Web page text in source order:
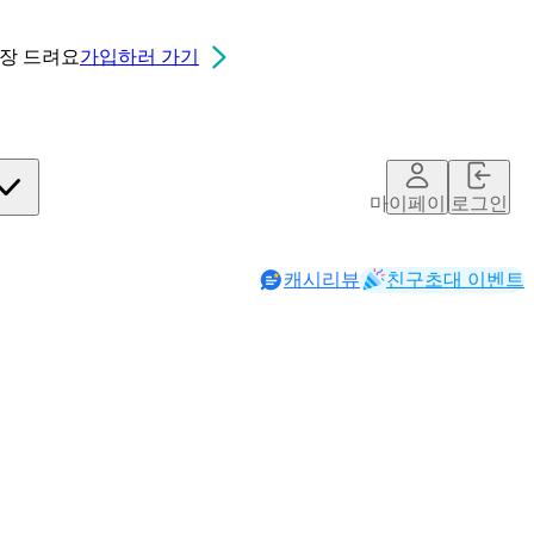
드려요가입하러 가기
마이페이지로그인
캐시리뷰 친구초대 이벤트